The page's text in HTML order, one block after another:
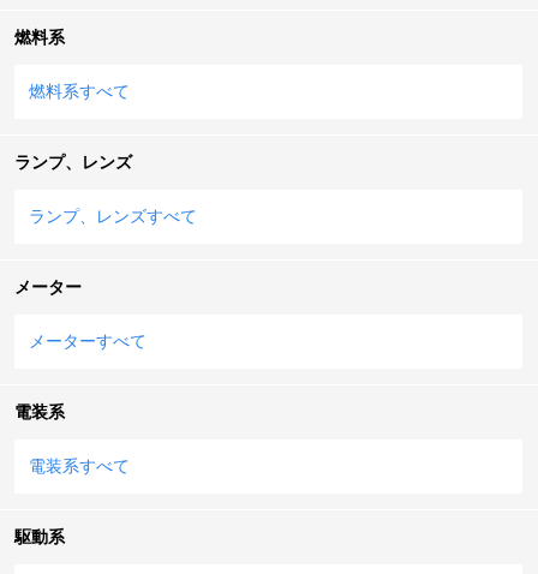
燃料系
燃料系すべて
ランプ、レンズ
ランプ、レンズすべて
メーター
メーターすべて
電装系
電装系すべて
駆動系